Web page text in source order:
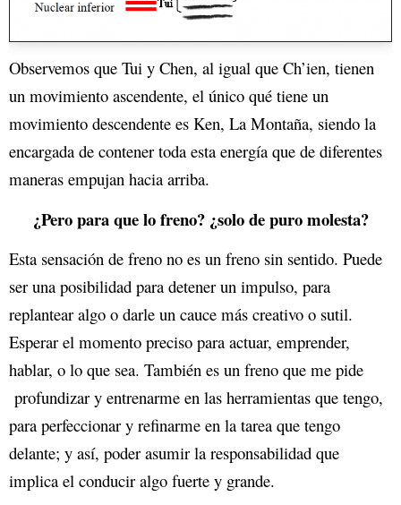
Observemos que Tui y Chen, al igual que Ch’ien, tienen
un movimiento ascendente, el único qué tiene un
movimiento descendente es Ken, La Montaña, siendo la
encargada de contener toda esta energía que de diferentes
maneras empujan hacia arriba.
¿Pero para que lo freno? ¿solo de puro molesta?
Esta sensación de freno no es un freno sin sentido. Puede
ser una posibilidad para detener un impulso, para
replantear algo o darle un cauce más creativo o sutil.
Esperar el momento preciso para actuar, emprender,
hablar, o lo que sea. También es un freno que me pide
profundizar y entrenarme en las herramientas que tengo,
para perfeccionar y refinarme en la tarea que tengo
delante; y así, poder asumir la responsabilidad que
implica el conducir algo fuerte y grande.